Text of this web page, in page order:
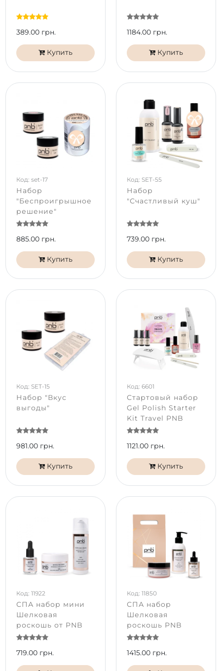
389.00 грн.
Купить
1184.00 грн.
Купить
Код: set-17
Набор
"Беспроигрышное
решение"
885.00 грн.
Купить
Код: SET-55
Набор
"Счастливый куш"
739.00 грн.
Купить
Код: SET-15
Набор "Вкус
выгоды"
981.00 грн.
Купить
Код: 6601
Стартовый набор
Gel Polish Starter
Kit Travel PNB
1121.00 грн.
Купить
Код: 11922
СПА набор мини
Шелковая
роскошь от PNB
719.00 грн.
Код: 11850
СПА набор
Шелковая
роскошь PNB
1415.00 грн.